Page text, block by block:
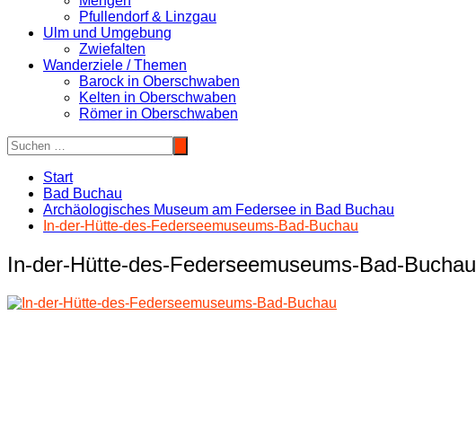
Pfullendorf & Linzgau
Ulm und Umgebung
Zwiefalten
Wanderziele / Themen
Barock in Oberschwaben
Kelten in Oberschwaben
Römer in Oberschwaben
Start
Bad Buchau
Archäologisches Museum am Federsee in Bad Buchau
In-der-Hütte-des-Federseemuseums-Bad-Buchau
In-der-Hütte-des-Federseemuseums-Bad-Buchau